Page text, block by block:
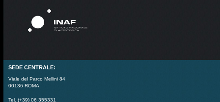
SEDE CENTRALE:
Viale del Parco Mellini 84
00136 ROMA
Tel. (+39) 06 355331